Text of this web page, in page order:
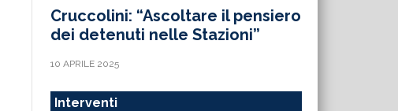
Cruccolini: “Ascoltare il pensiero
dei detenuti nelle Stazioni”
10 APRILE 2025
Interventi